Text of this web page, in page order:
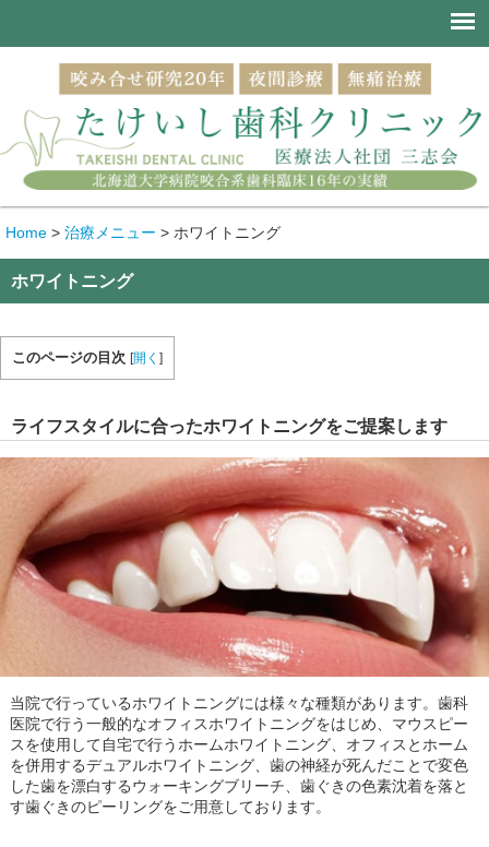
Home > 治療メニュー > ホワイトニング
ホワイトニング
このページの目次 [開く ]
ライフスタイルに合ったホワイトニングをご提案します
当院で行っているホワイトニングには様々な種類があります。歯科
医院で行う一般的なオフィスホワイトニングをはじめ、マウスピー
スを使用して自宅で行うホームホワイトニング、オフィスとホーム
を併用するデュアルホワイトニング、歯の神経が死んだことで変色
した歯を漂白するウォーキングブリーチ、歯ぐきの色素沈着を落と
す歯ぐきのピーリングをご用意しております。